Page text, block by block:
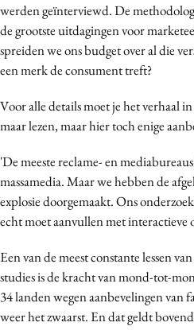
werden geïnterviewd. De
de grootste uitdagingen voor
spreiden we ons budget over al die
een merk de consument treft?
Voor alle details moet je het verhaal
maar lezen, maar hier toch enige
'De meeste reclame- en
massamedia. Maar we hebben de
explosie doorgemaakt. Ons
echt moet aanvullen met interactieve
Een van de meest constante lessen
studies is de kracht van mond-tot-
34 landen wegen aanbevelingen
weer het zwaarst. En dat geldt